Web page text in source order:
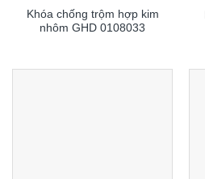
Khóa chống trộm hợp kim
nhôm GHD 0108033